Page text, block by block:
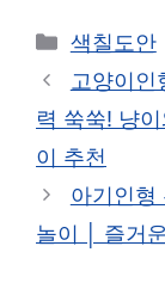
카
테
리
색칠도안
고양이인
력 쑥쑥! 냥
이 추천
아기인형
놀이 │ 즐거